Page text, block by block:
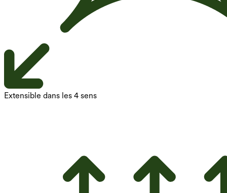
Extensible dans les 4 sens